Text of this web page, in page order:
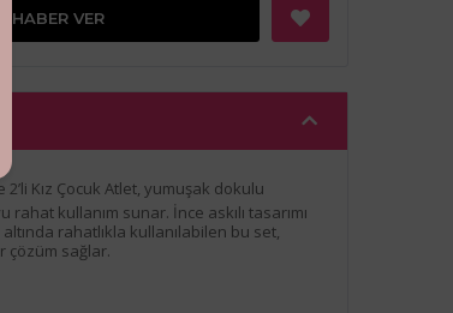
HABER VER
Kız Çocuk Atlet, yumuşak dokulu
kullanım sunar. İnce askılı tasarımı
rahatlıkla kullanılabilen bu set,
çözüm sağlar.